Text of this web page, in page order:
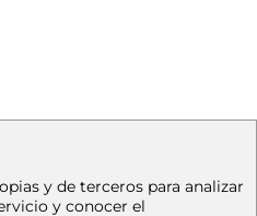
y de terceros para analizar
y conocer el